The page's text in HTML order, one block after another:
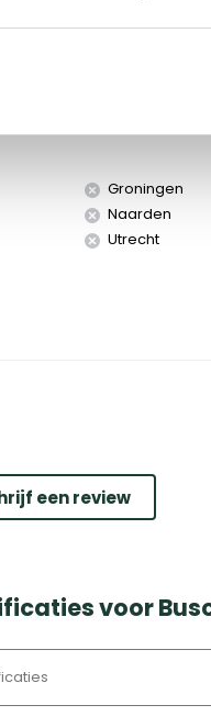
Groningen
Naarden
Utrecht
een review
voor